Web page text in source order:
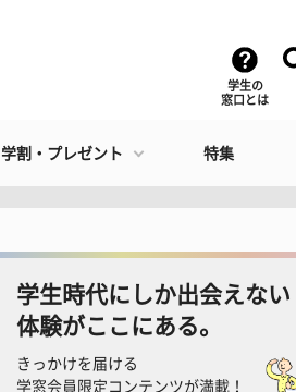
学生の
窓口とは
学割・プレゼント 特集
学生時代にしか出会えない
体験がここにある。
きっかけを届ける
学窓会員限定コンテンツが満載！